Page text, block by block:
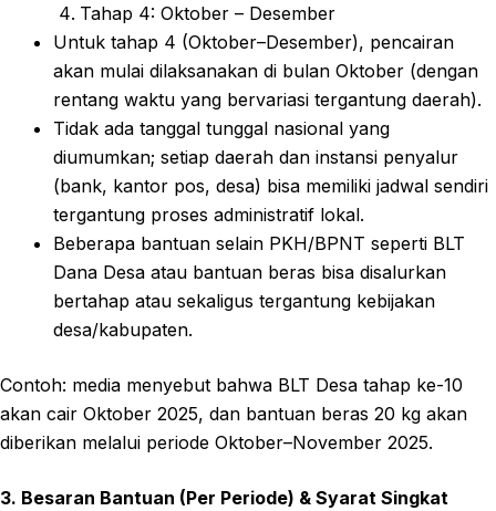
Tahap 4: Oktober – Desember
Untuk tahap 4 (Oktober–Desember), pencairan
akan mulai dilaksanakan di bulan Oktober (dengan
rentang waktu yang bervariasi tergantung daerah).
Tidak ada tanggal tunggal nasional yang
diumumkan; setiap daerah dan instansi penyalur
(bank, kantor pos, desa) bisa memiliki jadwal sendiri
tergantung proses administratif lokal.
Beberapa bantuan selain PKH/BPNT seperti BLT
Dana Desa atau bantuan beras bisa disalurkan
bertahap atau sekaligus tergantung kebijakan
desa/kabupaten.
Contoh: media menyebut bahwa BLT Desa tahap ke-10
akan cair Oktober 2025, dan bantuan beras 20 kg akan
diberikan melalui periode Oktober–November 2025.
3. Besaran Bantuan (Per Periode) & Syarat Singkat